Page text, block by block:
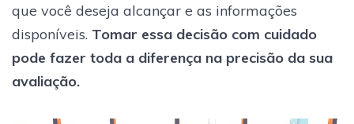
que você deseja alcançar e as informações
disponíveis. Tomar essa decisão com cuidado
pode fazer toda a diferença na precisão da sua
avaliação.